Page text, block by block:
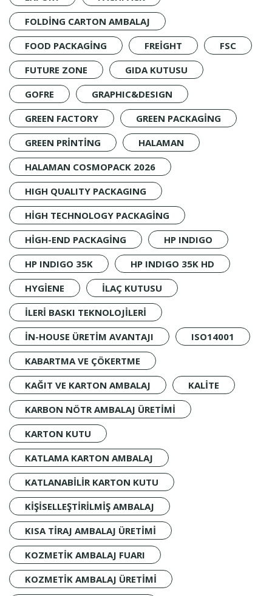
FOLDING CARTON AMBALAJ
FOOD PACKAGING
FREIGHT
FSC
FUTURE ZONE
GIDA KUTUSU
GOFRE
GRAPHIC&DESIGN
GREEN FACTORY
GREEN PACKAGING
GREEN PRINTING
HALAMAN
HALAMAN COSMOPACK 2026
HIGH QUALITY PACKAGING
HIGH TECHNOLOGY PACKAGING
HIGH-END PACKAGING
HP INDIGO
HP INDIGO 35K
HP INDIGO 35K HD
HYGIENE
İLAÇ KUTUSU
ILERI BASKI TEKNOLOJILERI
IN-HOUSE ÜRETIM AVANTAJI
ISO14001
KABARTMA VE ÇÖKERTME
KAĞIT VE KARTON AMBALAJ
KALİTE
KARBON NÖTR AMBALAJ ÜRETIMI
KARTON KUTU
KATLAMA KARTON AMBALAJ
KATLANABILIR KARTON KUTU
KIŞISELLEŞTIRILMIŞ AMBALAJ
KISA TIRAJ AMBALAJ ÜRETIMI
KOZMETIK AMBALAJ FUARI
KOZMETIK AMBALAJ ÜRETIMI